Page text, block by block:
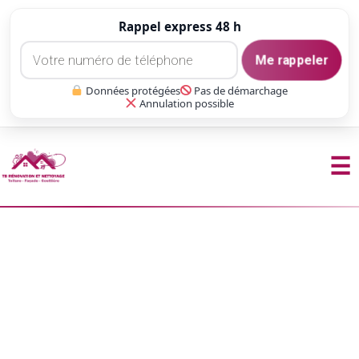
Rappel express 48 h
Me rappeler
Données protégées
Pas de démarchage
Annulation possible
☰